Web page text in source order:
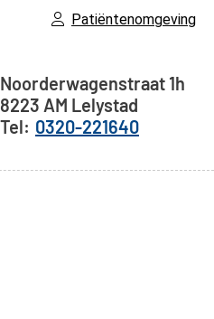
Patiëntenomgeving
Adresgegevens
Noorderwagenstraat 1h
8223 AM Lelystad
0320-221640